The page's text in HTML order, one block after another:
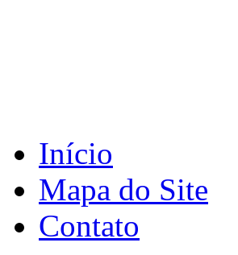
Início
Mapa do Site
Contato